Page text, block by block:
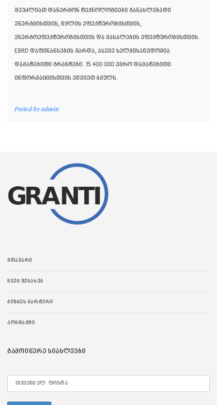
შეუძლიათ დანერგონ ტექნოლოგიები განახლებადი
ენერგიისთვის, წყლის ეფექტურობისთვის,
ენერგოეფექტურობისთვის და მასალების ეფექტურობისთვის.
EBRD დაფინანსების გარდა, ასევე ხელმისაწვდომია
დამატებითი გრანტები. 15 400 000 ევრო დამატებითი
ინფორმაციისთვის ეწვიეთ ბმულს.
Posted byadmin
ᲛᲗᲐᲕᲐᲠᲘ
ᲩᲕᲔᲜ ᲨᲔᲡᲐᲮᲔᲑ
ᲑᲘᲖᲜᲔᲡ ᲑᲐᲠᲢᲔᲠᲘ
ᲙᲝᲜᲢᲐᲥᲢᲘ
ᲒᲐᲛᲝᲘᲬᲔᲠᲔ ᲡᲘᲐᲮᲚᲔᲔᲑᲘ